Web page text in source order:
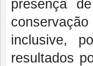
presença
inclusive,
resultados